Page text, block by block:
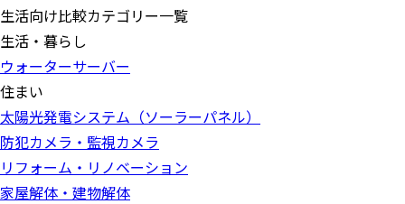
生活向け比較カテゴリー一覧
生活・暮らし
ウォーターサーバー
住まい
太陽光発電システム（ソーラーパネル）
防犯カメラ・監視カメラ
リフォーム・リノベーション
家屋解体・建物解体